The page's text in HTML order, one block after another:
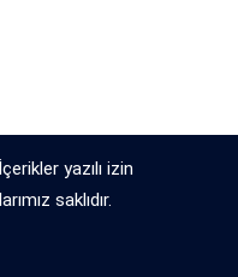
yazılı izin
saklıdır.